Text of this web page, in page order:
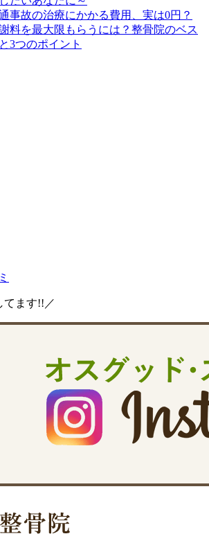
事故の治療にかかる費用、実は0円？
料を最大限もらうには？整骨院のベス
3つのポイント
てます!!／